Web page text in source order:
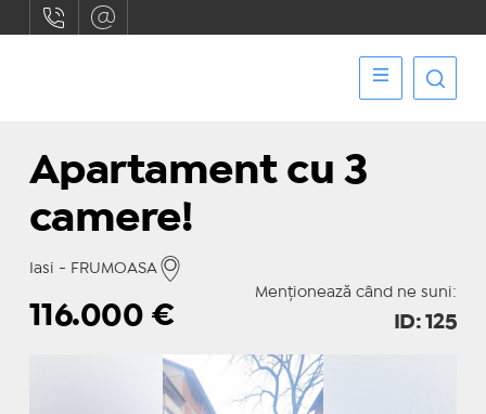
Apartament cu 3
camere!
Iasi - FRUMOASA
Menționează când ne suni:
116.000 € ID: 125